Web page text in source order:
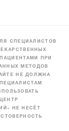
СПЕЦИАЛИСТОВ
ПРИ
МЕТОДОВ
НЕ ДОЛЖНА
НЕ НЕСЁТ